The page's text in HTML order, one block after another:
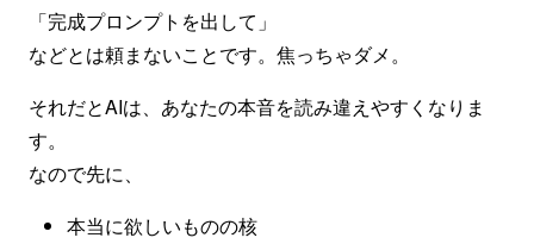
「完成プロンプトを出して」
などとは頼まないことです。焦っちゃダメ。
それだとAIは、あなたの本音を読み違えやすくなりま
す。
なので先に、
本当に欲しいものの核